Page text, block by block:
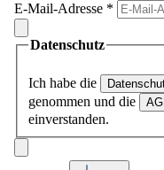
E-Mail-Adresse *
Datenschutz
Ich habe die
genommen und die
einverstanden.